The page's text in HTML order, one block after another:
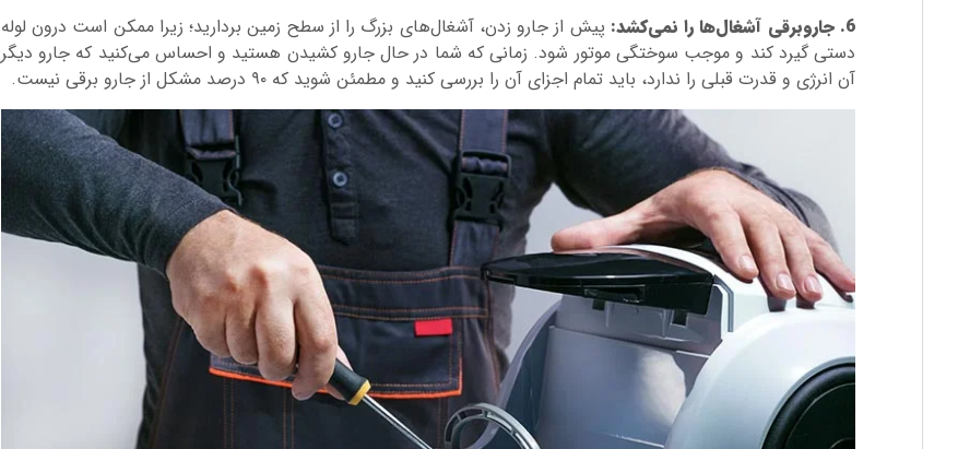
6. جاروبرقی آشغال‌ها را نمی‌کشد:
پیش از جارو زدن، آشغال‌های بزرگ را از سطح زمین بردارید؛ زیرا ممکن است درون لوله
دستی گیرد کند و موجب سوختگی موتور شود. زمانی که شما در حال جارو کشیدن هستید و احساس می‌کنید که جارو دیگر
آن انرژی و قدرت قبلی را ندارد، باید تمام اجزای آن را بررسی کنید و مطمئن شوید که ۹۰ درصد مشکل از جارو برقی نیست.